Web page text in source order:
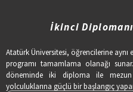
İkinci
Atatürk Üniversitesi, öğrencilerine aynı
programı tamamlama olanağı
döneminde iki diploma ile mezun
yolculuklarına güçlü bir başlangıç